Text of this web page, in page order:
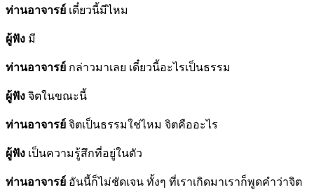
ท่านอาจารย์ เดี๋ยวนี้มีไหม
ผู้ฟัง มี
ท่านอาจารย์ กล่าวมาเลย เดี๋ยวนี้อะไรเป็นธรรม
ผู้ฟัง จิตในขณะนี้
ท่านอาจารย์ จิตเป็นธรรมใช่ไหม จิตคืออะไร
ผู้ฟัง เป็นความรู้สึกที่อยู่ในตัว
ท่านอาจารย์ อันนี้ก็ไม่ชัดเจน ทั้งๆ ที่เราเกิดมาเราก็พูดคำว่าจิต